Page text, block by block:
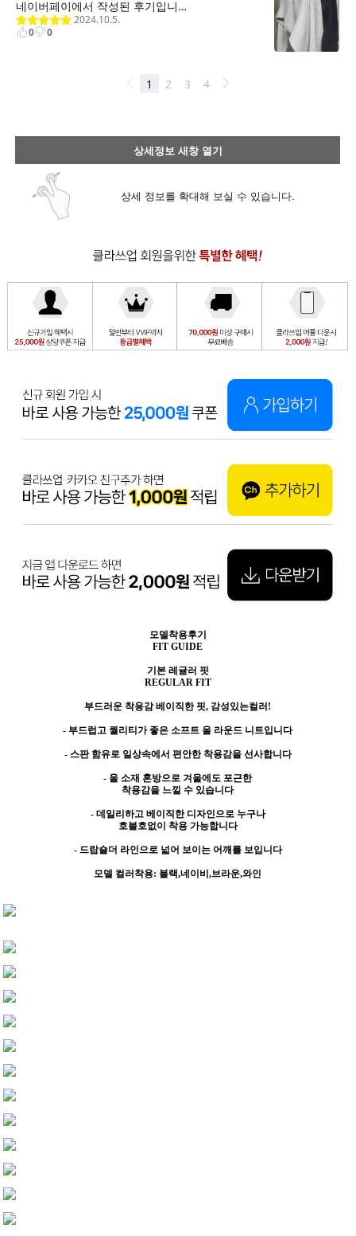
상세정보 새창 열기
상세 정보를 확대해 보실 수 있습니다.
모델착용후기
FIT GUIDE
기본 레귤러 핏
REGULAR FIT
부드러운 착용감 베이직한 핏, 감성있는컬러!
- 부드럽고 퀄리티가 좋은 소프트 울 라운드 니트입니다
- 스판 함유로 일상속에서 편안한 착용감을 선사합니다
- 울 소재 혼방으로 겨울에도 포근한
착용감을 느낄 수 있습니다
- 데일리하고 베이직한 디자인으로 누구나
호불호없이 착용 가능합니다
- 드랍숄더 라인으로 넓어 보이는 어깨를 보입니다
모델 컬러착용: 블랙,네이비,브라운,와인